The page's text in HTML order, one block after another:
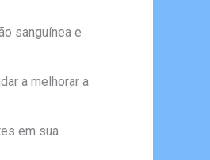
sanguínea e
a melhorar a
em sua